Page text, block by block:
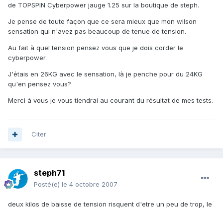
de TOPSPIN Cyberpower jauge 1.25 sur la boutique de steph.
Je pense de toute façon que ce sera mieux que mon wilson
sensation qui n'avez pas beaucoup de tenue de tension.
Au fait à quel tension pensez vous que je dois corder le
cyberpower.
J'étais en 26KG avec le sensation, là je penche pour du 24KG
qu'en pensez vous?
Merci à vous je vous tiendrai au courant du résultat de mes tests.
Citer
steph71
Posté(e) le 4 octobre 2007
deux kilos de baisse de tension risquent d'etre un peu de trop, le